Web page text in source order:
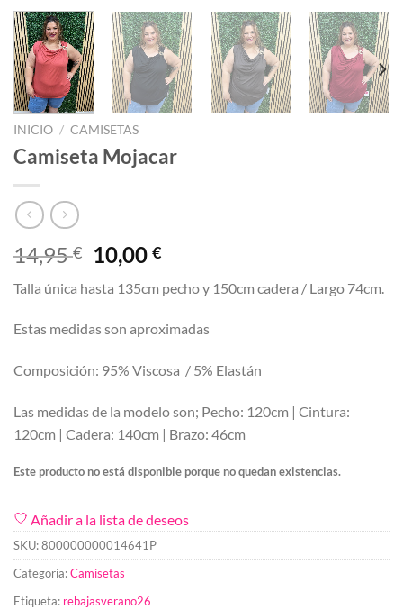
INICIO / CAMISETAS
Camiseta Mojacar
14,95€
El
precio
original
14,95 €.
10,00€El
actual
es:
10,00 €.
Talla única hasta 135cm pecho y 150cm cadera / Largo 74cm.
Estas medidas son aproximadas
Composición: 95% Viscosa / 5% Elastán
Las medidas de la modelo son; Pecho: 120cm | Cintura:
120cm | Cadera: 140cm | Brazo: 46cm
Este producto no está disponible porque no quedan existencias.
Añadir a la lista de deseos
SKU:800000000014641P
Categoría:Camisetas
Etiqueta: rebajasverano26